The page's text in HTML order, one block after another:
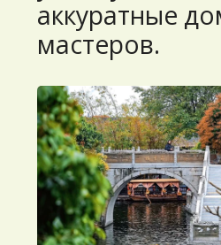
аккуратные
мастеров.